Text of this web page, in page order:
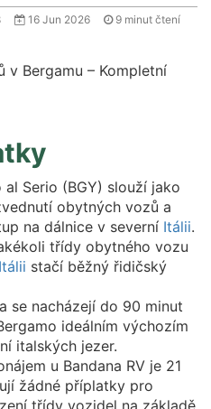
16 Jun 2026 9 minut čtení
Serio (BGY) slouží jako
obytných vozů a
na dálnice v severní Itálii.
třídy obytného vozu
Itálii stačí běžný řidičský
se nacházejí do 90 minut
ideálním výchozím
italských jezer.
u Bandana RV je 21
žádné příplatky pro
třídy vozidel na základě